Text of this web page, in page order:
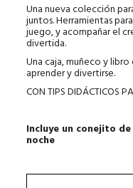
Una nueva colección
juntos. Herramientas
juego, y acompañar el
divertida.
Una caja, muñeco y
aprender y divertirse.
CON TIPS DIDÁCTICOS
Incluye un conejito
noche